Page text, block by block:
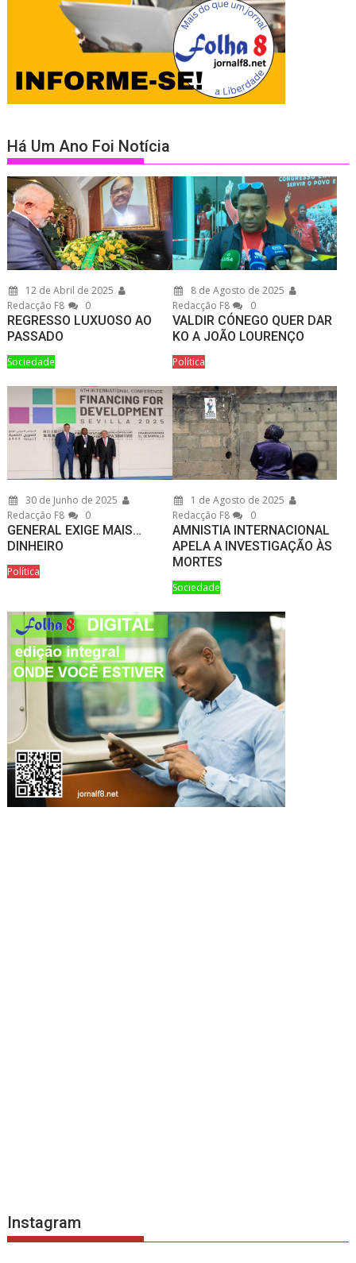
Há Um Ano Foi Notícia
12 de Abril de 2025
Redacção F8
0
REGRESSO LUXUOSO AO
PASSADO
Sociedade
8 de Agosto de 2025
Redacção F8
0
VALDIR CÓNEGO QUER DAR
KO A JOÃO LOURENÇO
Política
30 de Junho de 2025
Redacção F8
0
GENERAL EXIGE MAIS…
DINHEIRO
Política
1 de Agosto de 2025
Redacção F8
0
AMNISTIA INTERNACIONAL
APELA A INVESTIGAÇÃO ÀS
MORTES
Sociedade
Instagram